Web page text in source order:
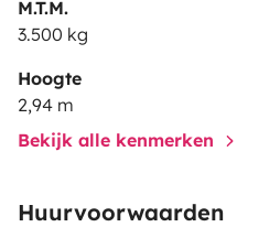
M.T.M.
3.500 kg
Hoogte
2,94 m
Bekijk alle kenmerken
Huurvoorwaarden